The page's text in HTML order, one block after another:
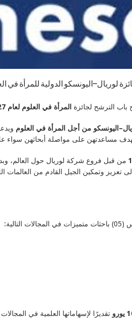
لوريال–اليونسكو الدولية للمرأة في
باب الترشح لجائزة المرأة في العلوم لعام 2027
من أجل المرأة في العلوم
مساعدتهن على مواصلة أبحاثهن سواء
من قبل فروع شركة لوريال حول العالم،
إلى تعزيز وتمكين الجيل القادم من
التالية:
تقديرًا لإسهاماتها العلمية في